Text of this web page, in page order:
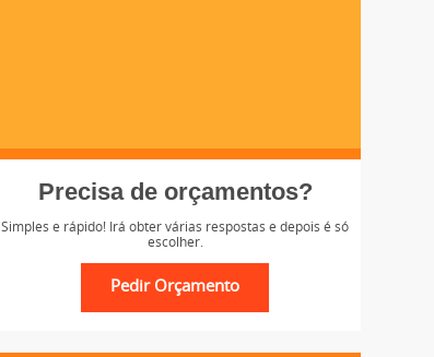
Precisa de orçamentos?
Simples e rápido! Irá obter várias respostas e depois é só
escolher.